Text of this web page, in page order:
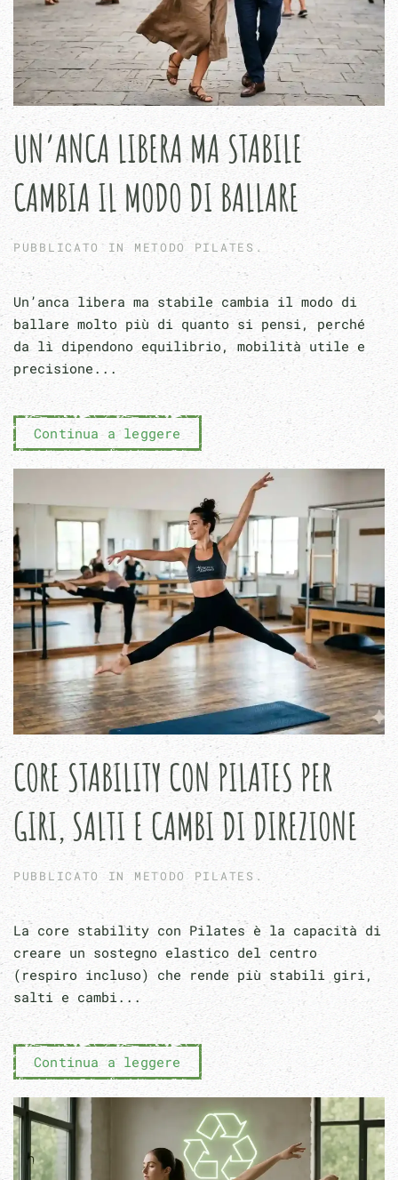
UN’ANCA LIBERA MA STABILE
CAMBIA IL MODO DI BALLARE
PUBBLICATO IN METODO PILATES .
Un’anca libera ma stabile cambia il modo di
ballare molto più di quanto si pensi, perché
da lì dipendono equilibrio, mobilità utile e
precisione...
Continua a leggere
CORE STABILITY CON PILATES PER
GIRI, SALTI E CAMBI DI DIREZIONE
PUBBLICATO IN METODO PILATES .
La core stability con Pilates è la capacità di
creare un sostegno elastico del centro
(respiro incluso) che rende più stabili giri,
salti e cambi...
Continua a leggere